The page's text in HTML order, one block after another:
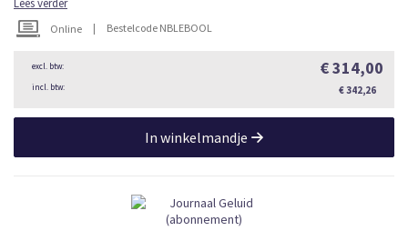
Lees verder
Online | Bestelcode NBLEBOOL
€ 314,00
€ 342,26
In winkelmandje